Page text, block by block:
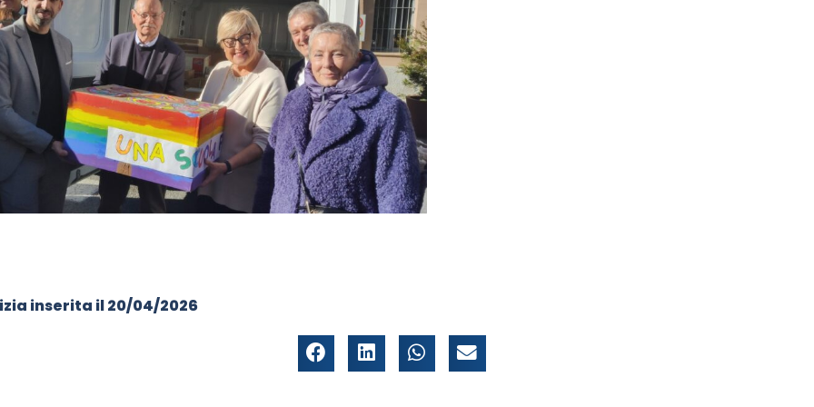
inserita il20/04/2026